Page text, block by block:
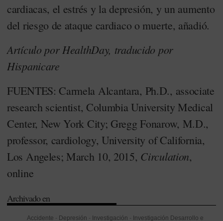
cardiacas, el estrés y la depresión, y un aumento
del riesgo de ataque cardiaco o muerte, añadió.
Artículo por HealthDay, traducido por
Hispanicare
FUENTES: Carmela Alcantara, Ph.D., associate
research scientist, Columbia University Medical
Center, New York City; Gregg Fonarow, M.D.,
professor, cardiology, University of California,
Los Angeles; March 10, 2015, Circulation,
online
Archivado en
Accidente - Depresión - Investigación - Investigación Desarrollo e